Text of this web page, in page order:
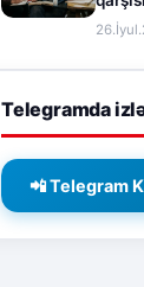
sədd
Telegramda
📲 Telegram